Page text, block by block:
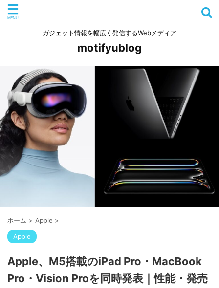
ガジェット情報を幅広く発信するWebメディア
motifyublog
ホーム > Apple >
Apple
Apple、M5搭載のiPad Pro・MacBook
Pro・Vision Proを同時発表｜性能・発売